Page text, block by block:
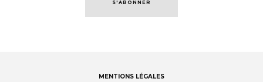
S'ABONNER
MENTIONS LÉGALES